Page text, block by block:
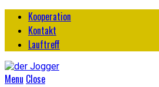
Kooperation
Kontakt
Lauftreff
Menu Close